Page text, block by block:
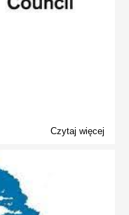
Czytaj więcej